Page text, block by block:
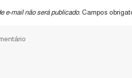
e-mail não será publicado. Campos